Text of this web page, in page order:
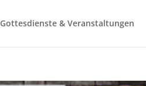
Gottesdienste & Veranstaltungen